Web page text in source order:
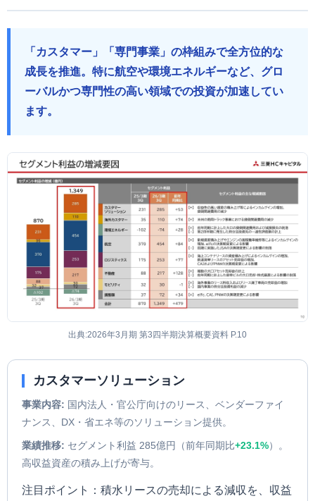
「カスタマー」「専門事業」の枠組みで全方位的な
成長を推進。特に航空や環境エネルギーなど、グロ
ーバルかつ専門性の高い領域での投資が加速してい
ます。
出典:2026年3月期 第3四半期決算概要資料 P.10
カスタマーソリューション
事業内容: 国内法人・官公庁向けのリース、ベンダーファイ
ナンス、DX・省エネ等のソリューション提供。
業績推移: セグメント利益 285億円（前年同期比+23.1%）。
高収益資産の積み上げが寄与。
注目ポイント：積水リースの売却による減収を、収益